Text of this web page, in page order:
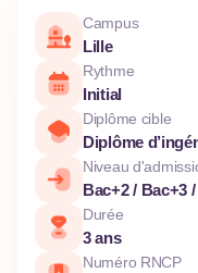
Campus
Lille
Rythme
Initial
Diplôme cible
Diplôme
Niveau
Bac+2 / Bac+3
Durée
3 ans
Numéro RNCP